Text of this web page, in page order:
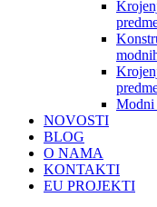
Modni
NOVOSTI
BLOG
O NAMA
KONTAKTI
EU PROJEKTI